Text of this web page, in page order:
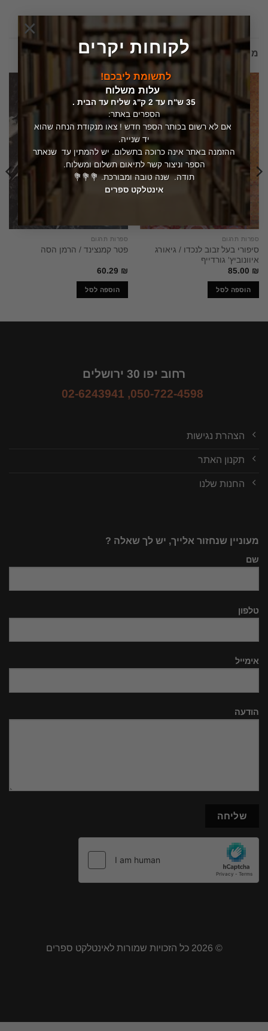
לקוחות יקרים
לתשומת ליבכם!
עלות משלוח
35 ש"ח עד 2 ק"ג שליח עד הבית .
הספרים באתר:
אם לא רשום בכותר הספר חדש ! צאו מנקודת הנחה שהוא
יד שנייה.
ההזמנה באתר אינה כרוכה בתשלום. יש להמתין עד שנאתר
הספר וניצור קשר לתיאום תשלום ומשלוח.
תודה. שנה טובה ומבורכת. 💐💐💐
אינטלקט ספרים
×
מוצרים קשורים
ספרות תרגום
סיפורי בעל זבוב לנכדו / גיאורג
איוונוביץ' גורדייף
85.00 ₪
הוספה לסל
ספרות תרגום
פטר קמנצינד / הרמן הסה
60.29 ₪
הוספה לסל
רחוב יפו 30 ירושלים
050-722-4598
,
02-6243941
הצהרת נגישות
תקנון האתר
החנות שלנו
מעוניין שנחזור אלייך, יש לך שאלה ?
שם
טלפון
אימייל
הודעה
© 2026 כל הזכויות שמורות לאינטלקט ספרים